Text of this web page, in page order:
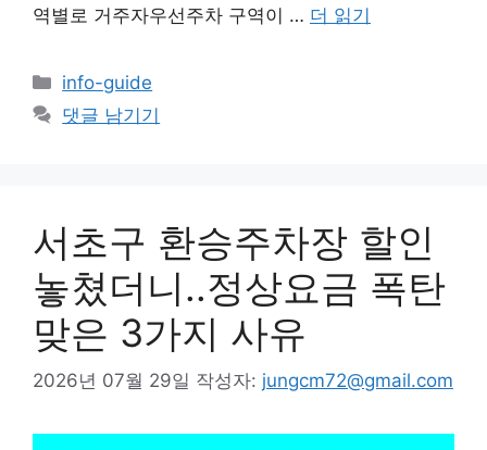
역별로 거주자우선주차 구역이 … 더 읽기
카
테
고
info-guide
댓글 남기기
서초구 환승주차장 할인
놓쳤더니..정상요금 폭탄
맞은 3가지 사유
2026년 07월 29일 작성자: jungcm72@gmail.com